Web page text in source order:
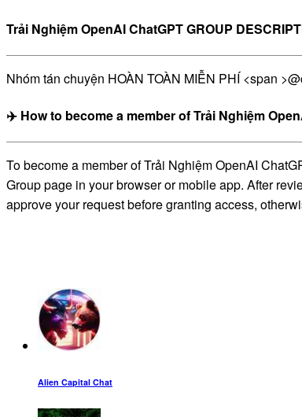
Trải Nghiệm OpenAI ChatGPT GROUP
Nhóm tán chuyện HOÀN TOÀN MIỄN PHÍ <span
✈️ How to become a member of Trải Nghiệm
To become a member of Trải Nghiệm OpenAI
Group page in your browser or mobile app. After
approve your request before granting access,
Alien Capital Chat